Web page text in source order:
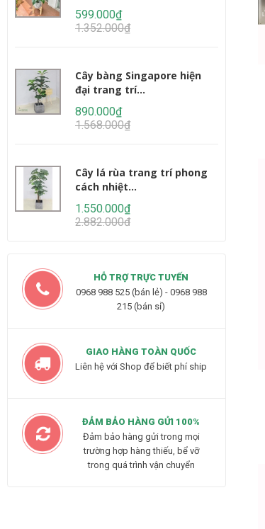
599.000₫
1.352.000₫
Cây bàng Singapore hiện
đại trang trí...
890.000₫
1.568.000₫
Cây lá rùa trang trí phong
cách nhiệt...
1.550.000₫
2.882.000₫
HỖ TRỢ TRỰC TUYẾN
0968 988 525 (bán lẻ) - 0968 988
215 (bán sỉ)
GIAO HÀNG TOÀN QUỐC
Liên hệ với Shop để biết phí ship
ĐẢM BẢO HÀNG GỬI 100%
Đảm bảo hàng gửi trong mọi
trường hợp hàng thiếu, bể vỡ
trong quá trình vận chuyển